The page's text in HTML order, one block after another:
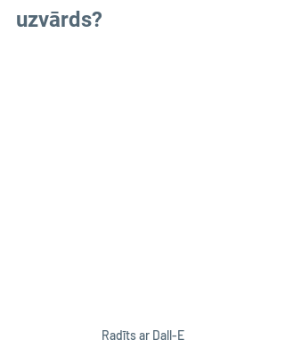
uzvārds?
Radīts ar Dall-E